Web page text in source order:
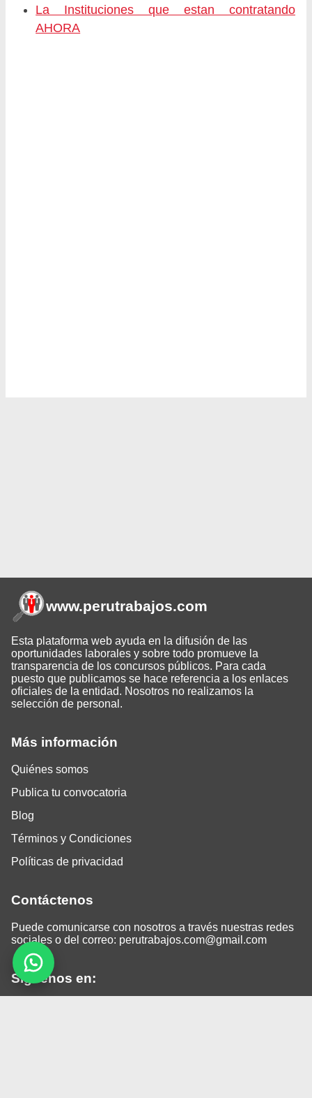
La Instituciones que estan contratando
AHORA
Más información
Quiénes somos
Publica tu convocatoria
Blog
Términos y Condiciones
Políticas de privacidad
Contáctenos
Puede comunicarse con nosotros a través nuestras redes
sociales o del correo: perutrabajos.com@gmail.com
Siguenos en:
www.perutrabajos.com
Esta plataforma web ayuda en la difusión de las
oportunidades laborales y sobre todo promueve la
transparencia de los concursos públicos. Para cada
puesto que publicamos se hace referencia a los enlaces
oficiales de la entidad. Nosotros no realizamos la
selección de personal.